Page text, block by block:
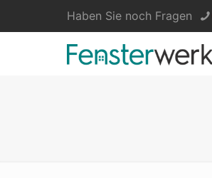
Haben Sie noch Fragen